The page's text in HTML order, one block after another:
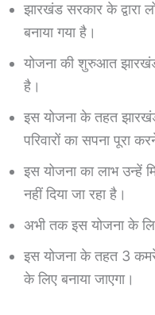
झारखंड सरकार के द्वारा
बनाया गया है।
योजना की शुरुआत झारखंड
है।
इस योजना के तहत
परिवारों का सपना पूरा
इस योजना का लाभ उन्हें
नहीं दिया जा रहा है।
अभी तक इस योजना के
इस योजना के तहत 3 कमरे
के लिए बनाया जाएगा।